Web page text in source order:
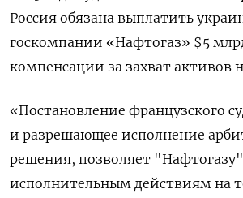
Россия обязана выплатить
госкомпании «Нафтогаз» $5
компенсации за захват активов
«Постановление французского
и разрешающее исполнение
решения, позволяет
исполнительным действиям на